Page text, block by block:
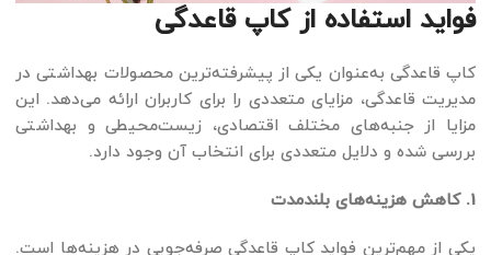
فواید استفاده از کاپ قاعدگی
کاپ قاعدگی به‌عنوان یکی از پیشرفته‌ترین محصولات بهداشتی در
مدیریت قاعدگی، مزایای متعددی را برای کاربران ارائه می‌دهد. این
مزایا از جنبه‌های مختلف اقتصادی، زیست‌محیطی و بهداشتی
بررسی شده و دلایل متعددی برای انتخاب آن وجود دارد.
1. کاهش هزینه‌های بلندمدت
یکی از مهم‌ترین فواید کاپ قاعدگی صرفه‌جویی در هزینه‌ها است.